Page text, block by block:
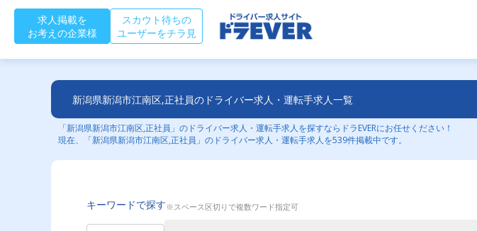
求人掲載を
お考えの企業様
スカウト待ちの
ユーザーをチラ見
新潟県新潟市江南区,正社員のドライバー求人・運転手求人一覧
「新潟県新潟市江南区,正社員」のドライバー求人・運転手求人を探すならドラEVERにお任せください！
現在、「新潟県新潟市江南区,正社員」のドライバー求人・運転手求人を539件掲載中です。
キーワードで探す※スペース区切りで複数ワード指定可